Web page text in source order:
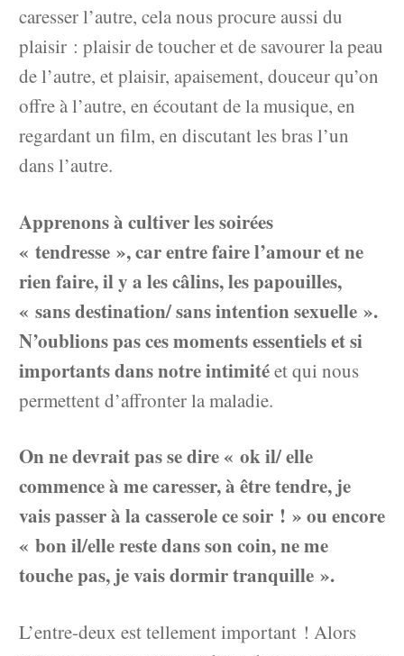
caresser l’autre, cela nous procure aussi du
plaisir : plaisir de toucher et de savourer la peau
de l’autre, et plaisir, apaisement, douceur qu’on
offre à l’autre, en écoutant de la musique, en
regardant un film, en discutant les bras l’un
dans l’autre.
Apprenons à cultiver les soirées
« tendresse », car entre faire l’amour et ne
rien faire, il y a les câlins, les papouilles,
« sans destination/ sans intention sexuelle ».
N’oublions pas ces moments essentiels et si
importants dans notre intimitéet qui nous
permettent d’affronter la maladie.
On ne devrait pas se dire « ok il/ elle
commence à me caresser, à être tendre, je
vais passer à la casserole ce soir ! » ou encore
« bon il/elle reste dans son coin, ne me
touche pas, je vais dormir tranquille ».
L’entre-deux est tellement important ! Alors